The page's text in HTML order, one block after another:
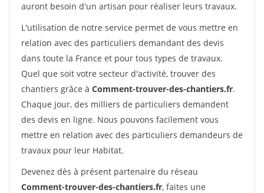
auront besoin d'un artisan pour réaliser leurs travaux.
L'utilisation de notre service permet de vous mettre en
relation avec des particuliers demandant des devis
dans toute la France et pour tous types de travaux.
Quel que soit votre secteur d'activité, trouver des
chantiers grâce à Comment-trouver-des-chantiers.fr.
Chaque jour, des milliers de particuliers demandent
des devis en ligne. Nous pouvons facilement vous
mettre en relation avec des particuliers demandeurs de
travaux pour leur Habitat.
Devenez dès à présent partenaire du réseau
Comment-trouver-des-chantiers.fr, faites une